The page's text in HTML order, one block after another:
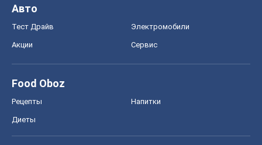
Авто
Тест Драйв Электромобили
Акции Сервис
Food Oboz
Рецепты Напитки
Диеты